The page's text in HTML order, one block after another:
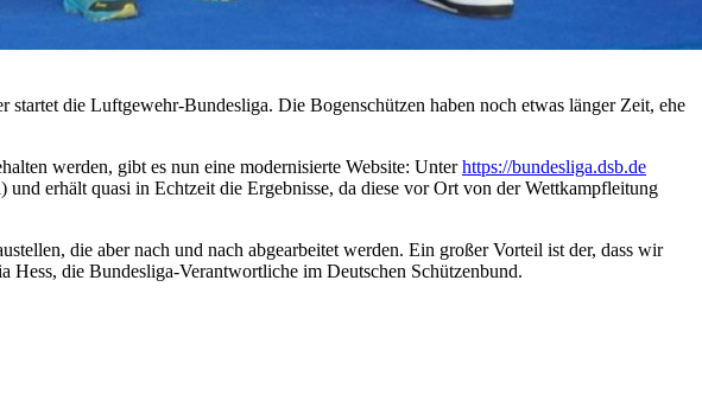
die Luftgewehr-Bundesliga. Die Bogenschützen haben noch etwas länger Zeit, ehe
werden, gibt es nun eine modernisierte Website: Unterhttps://bundesliga.dsb.de
erhält quasi in Echtzeit die Ergebnisse, da diese vor Ort von der Wettkampfleitung
die aber nach und nach abgearbeitet werden. Ein großer Vorteil ist der, dass wir
Hess, die Bundesliga-Verantwortliche im Deutschen Schützenbund.